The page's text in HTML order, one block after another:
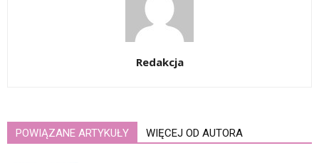
Redakcja
POWIĄZANE ARTYKUŁY WIĘCEJ OD AUTORA